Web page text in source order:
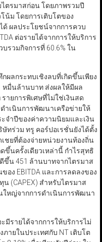
ไตรมาสก่อน โดยภาพรวมปี
โน้ม โดยการเติบโตของ
ด้ ผลประโยชน์จากการควบ
ต่อรายได้จากการให้บริการ
รวมกิจการที่ 60.6% ใน
ผลกระทบเชิงลบที่เกิดขึ้นเพียง
หมื่นล้านบาท ส่งผลให้มีผล
ยการพิเศษที่ไม่ใช่เงินสด
ำเนินการพัฒนาเครือข่ายให้
จำปีของค่าความนิยมและเงิน
ทร่วม ทรู คอร์ปอเรชั่นยังได้ตั้ง
ชยที่ต้องจ่ายหน่วยงานท้องถิ่น
ขึ้นครั้งเดียวเหล่านี้ กำไรสุทธิ
ขึ้น 451 ล้านบาทจากไตรมาส
ง EBITDA และการลดลงของ
(CAPEX) สำหรับไตรมาส
ใหญ่จากการดำเนินการพัฒนา
มีรายได้จากการให้บริการไม่
ายในประเทศกับ NT เติบโต